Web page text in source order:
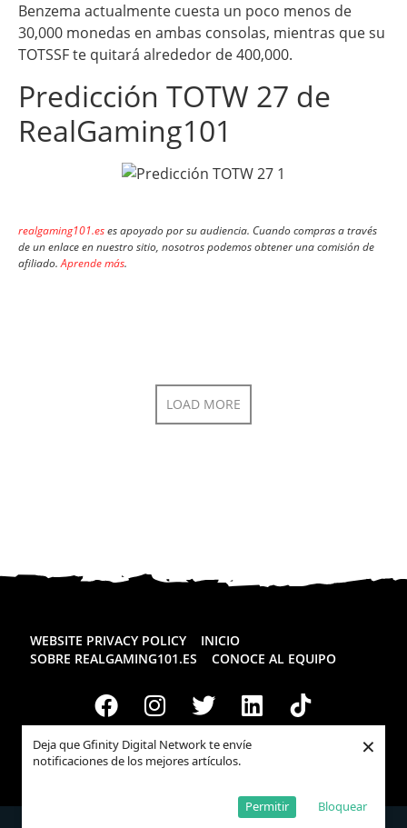
Deja que Gfinity Digital Network te envíe
notificaciones de los mejores artículos.
Bloquear
Permitir
×
Benzema actualmente cuesta un poco menos de
30,000 monedas en ambas consolas, mientras que su
TOTSSF te quitará alrededor de 400,000.
Predicción TOTW 27 de
RealGaming101
realgaming101.eses apoyado por su audiencia. Cuando compras a través
de un enlace en nuestro sitio, nosotros podemos obtener una comisión de
afiliado.Aprende más.
LOAD MORE
WEBSITE PRIVACY POLICY
INICIO
SOBRE REALGAMING101.ES
CONOCE AL EQUIPO
Todos los derechos reservadosRealgaming.es